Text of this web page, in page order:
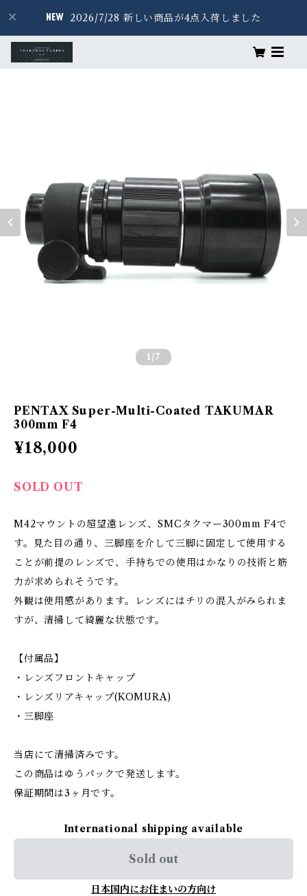
2026/7/28 新しい商品が4点入荷しました
1 /7
PENTAX Super-Multi-Coated TAKUMAR
300mm F4
¥18,000
SOLD OUT
M42マウントの超望遠レンズ、SMCタクマー300mm F4で
す。見た目の通り、三脚座を介して三脚に固定して使用する
ことが前提のレンズで、手持ちでの使用はかなりの技術と筋
力が求められそうです。
外観は使用感があります。レンズにはチリの混入がみられま
すが、清掃して綺麗な状態です。
【付属品】
・レンズフロントキャップ
・レンズリアキャップ(KOMURA)
・三脚座
当店にて清掃済みです。
この商品はゆうパックで発送します。
保証期間は3ヶ月です。
International shipping available
Sold out
日本国内にお住まいの方向け